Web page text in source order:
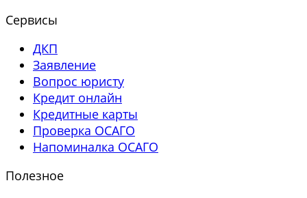
Сервисы
ДКП
Заявление
Вопрос юристу
Кредит онлайн
Кредитные карты
Проверка ОСАГО
Напоминалка ОСАГО
Полезное